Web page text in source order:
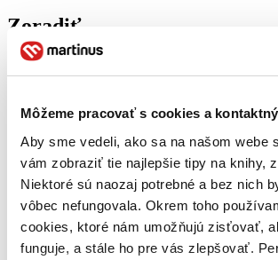
Môžeme pracovať s cookies a
Aby sme vedeli, ako sa na našom webe
vám zobraziť tie najlepšie tipy na knihy,
Niektoré sú naozaj potrebné a bez nich
vôbec nefungovala. Okrem toho
cookies, ktoré nám umožňujú zisťovať,
funguje, a stále ho pre vás zlepšovať.
Zoradiť
Bestsellery
Top hodnotené
Novinky
Najdrahšie
Najvyššia zľava
Použité filtre
Zrušiť filtre